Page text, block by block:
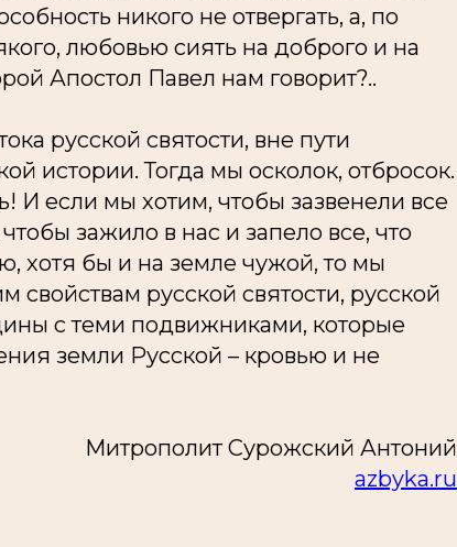
никого не отвергать, а, по
любовью сиять на доброго и на
Апостол Павел нам говорит?..
русской святости, вне пути
истории. Тогда мы осколок, отбросок.
И если мы хотим, чтобы зазвенели все
зажило в нас и запело все, что
хотя бы и на земле чужой, то мы
русской святости, русской
с теми подвижниками, которые
земли Русской – кровью и не
Митрополит Сурожский Антоний
azbyka.ru